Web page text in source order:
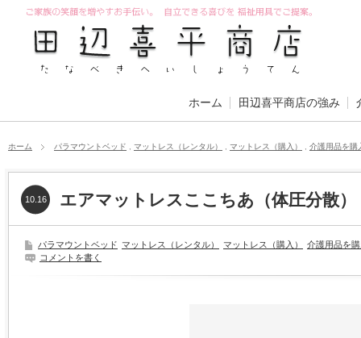
ホーム 田辺喜平商店の強み
ホーム パラマウントベッド マットレス（レンタル） マットレス（購入） 介護用品を購
エアマットレスここちあ（体圧分散）
10.16
パラマウントベッド マットレス（レンタル） マットレス（購入）
介護用品を
コメントを書く